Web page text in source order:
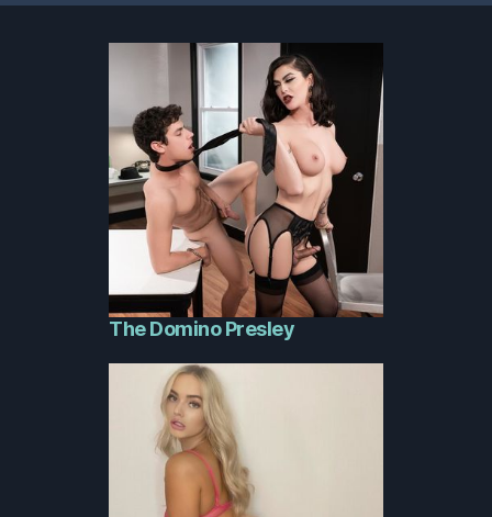
The Domino Presley